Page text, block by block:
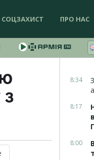
СОЦЗАХИСТ ПРО НАС
8:34
8:17
8:00